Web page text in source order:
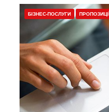
БІЗНЕС-ПОСЛУГИ